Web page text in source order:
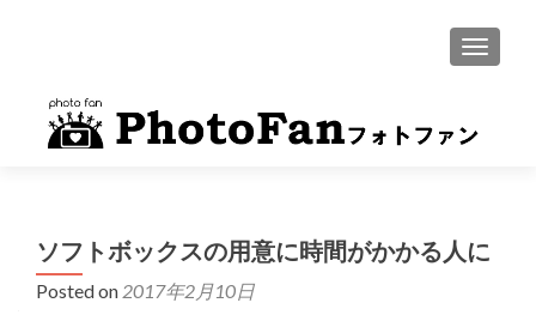
MENU
ソフトボックスの用意に時間がかかる人に
Posted on 2017年2月10日